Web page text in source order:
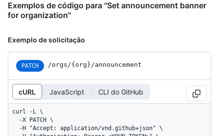
Exemplos de código para "Set announcement banner
for organization"
Exemplo de solicitação
PATCH /orgs/{org}/announcement
cURL JavaScript CLI do GitHub
curl -L \